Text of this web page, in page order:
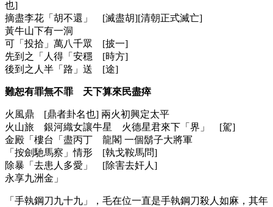
也]
摘盡李花「胡不還」 [滅盡胡][清朝正式滅亡]
黃牛山下有一洞
可「投拾」萬八千眾 [披一]
先到之「人得「安穩 [時方]
後到之人半「路」送 [途]
難恕有罪無不罪 天下算來民盡瘁
火風鼎 [鼎者卦名也] 兩火初興定太平
火山旅 銀河織女讓牛星 火德星君來下「界」 [駕]
金殿「樓台「盡丙丁 龍閣 一個鬍子大將軍
「按劍馳馬察」情形 [執戈鞍馬問]
除暴「去患人多愛」 [除害去奸人]
永享九洲金」
「手執鋼刀九十九」，毛在位一直是手執鋼刀殺人如麻，其年